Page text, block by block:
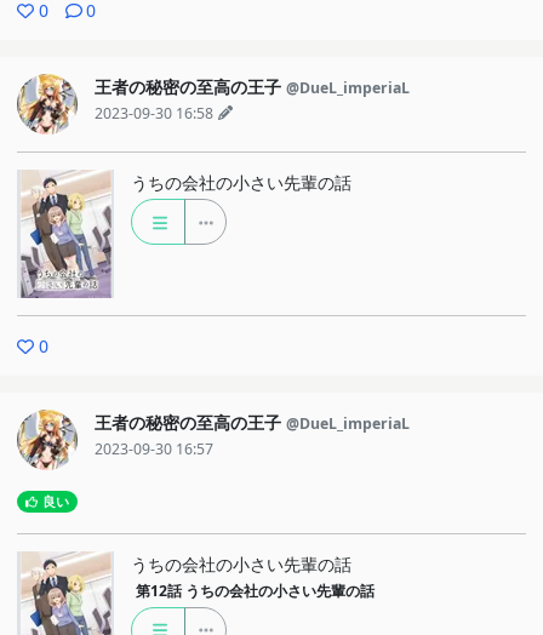
0 0
王者の秘密の至高の王子 @DueL_imperiaL
2023-09-30 16:58
うちの会社の小さい先輩の話
0
王者の秘密の至高の王子 @DueL_imperiaL
2023-09-30 16:57
良い
うちの会社の小さい先輩の話
第12話 うちの会社の小さい先輩の話